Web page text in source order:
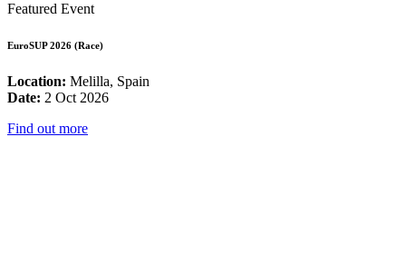
Featured Event
EuroSUP 2026 (Race)
Location: Melilla, Spain
Date: 2 Oct 2026
Find out more